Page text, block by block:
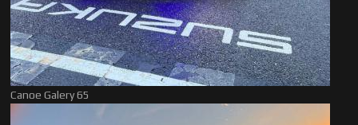
Canoe Galery 65